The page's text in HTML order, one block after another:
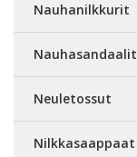
Nauhanilkkurit
Nauhasandaalit
Neuletossut
Nilkkasaappaat